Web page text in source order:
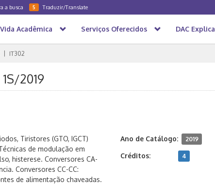
a busca 5 Traduzir/Translate
Vida Acadêmica Serviços Oferecidos DAC Explica
IT302
2019
Tiristores (GTO, IGCT)
de modulação em
histerese. Conversores CA-
Conversores CC-CC:
de alimentação chaveadas.
Ano de Catálogo: 2019
Créditos: 4